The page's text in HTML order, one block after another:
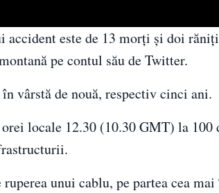
este de 13 morţi şi doi
pe contul său de Twitter.
vârstă de nouă, respectiv cinci ani.
locale 12.30 (10.30 GMT) la 100
unui cablu, pe partea cea